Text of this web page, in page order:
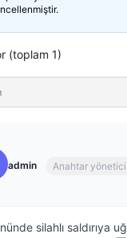
(toplam 1)
admin Anahtar yönetici
silahlı saldırıya